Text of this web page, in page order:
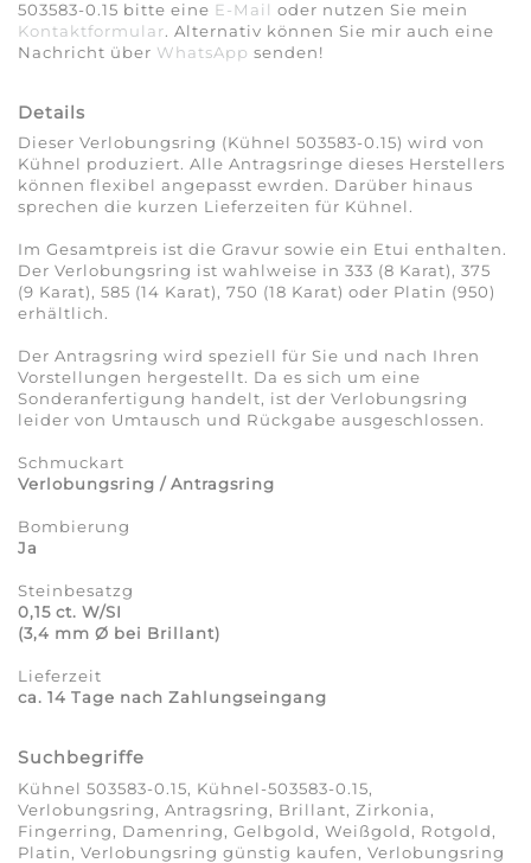
503583-0.15 bitte eine E-Mail oder nutzen Sie mein
Kontaktformular. Alternativ können Sie mir auch eine
Nachricht über WhatsApp senden!
Details
Dieser Verlobungsring (Kühnel 503583-0.15) wird von
Kühnel produziert. Alle Antragsringe dieses Herstellers
können flexibel angepasst ewrden. Darüber hinaus
sprechen die kurzen Lieferzeiten für Kühnel.
Im Gesamtpreis ist die Gravur sowie ein Etui enthalten.
Der Verlobungsring ist wahlweise in 333 (8 Karat), 375
(9 Karat), 585 (14 Karat), 750 (18 Karat) oder Platin (950)
erhältlich.
Der Antragsring wird speziell für Sie und nach Ihren
Vorstellungen hergestellt. Da es sich um eine
Sonderanfertigung handelt, ist der Verlobungsring
leider von Umtausch und Rückgabe ausgeschlossen.
Schmuckart
Verlobungsring / Antragsring
Bombierung
Ja
Steinbesatzg
0,15 ct. W/SI
(3,4 mm Ø bei Brillant)
Lieferzeit
ca. 14 Tage nach Zahlungseingang
Suchbegriffe
Kühnel 503583-0.15, Kühnel-503583-0.15,
Verlobungsring, Antragsring, Brillant, Zirkonia,
Fingerring, Damenring, Gelbgold, Weißgold, Rotgold,
Platin, Verlobungsring günstig kaufen, Verlobungsring